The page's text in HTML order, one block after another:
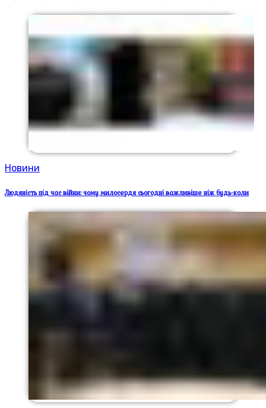
Новини
Людяність під час війни: чому милосердя сьогодні важливіше ніж будь-коли